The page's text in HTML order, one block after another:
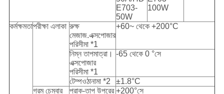
E703-
50W
100W
কর্মক্ষমতাপরীক্ষা এলাকা রুক্ষ
মেজাজ.এক্সপোজার
পরিসীমা *1
+60~ থেকে +200°C
নিম্ন তাপমাত্রা।
এক্সপোজার
পরিসীমা *1
-65 থেকে 0 °সে
টেম্পওঠানামা *2
±1.8°C
গরম চেম্বার
প্রাক-তাপ উপরের +200°সে